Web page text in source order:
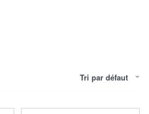
Tri par défaut